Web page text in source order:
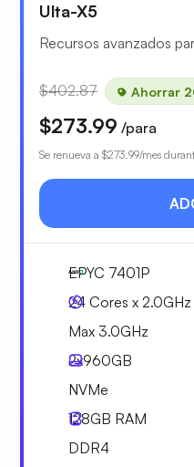
Ulta-X5
Recursos avanzados
$402.87 Ahorrar
$273.99 /para
Se renueva a $273.99/mes
EPYC 7401P
24 Cores x 2.0GHz
Max 3.0GHz
2x960GB
NVMe
128GB RAM
DDR4